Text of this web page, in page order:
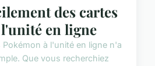
des cartes
en ligne
Pokémon à l'unité en ligne n'a
Que vous recherchiez